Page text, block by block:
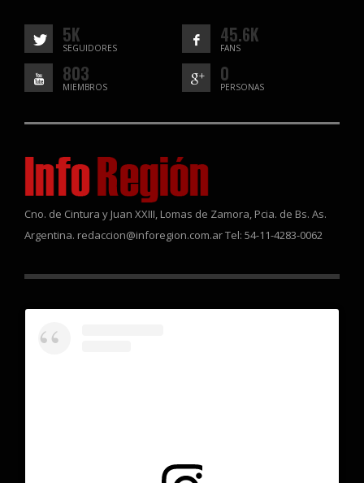
5K
SEGUIDORES
45.6K
FANS
803
MIEMBROS
0
PERSONAS
Cno. de Cintura y Juan XXIII, Lomas de Zamora, Pcia. de Bs. As.
Argentina. redaccion@inforegion.com.ar Tel: 54-11-4283-0062